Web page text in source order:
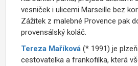
vesniček i ulicemi Marseille bez
Zážitek z malebné Provence pak
provensálský koláč.
Tereza Maříková (* 1991) je
cestovatelka a frankofilka, která